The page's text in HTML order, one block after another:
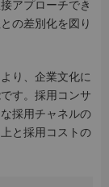
アプローチでき
の差別化を図り
り、企業文化に
す。採用コンサ
採用チャネルの
と採用コストの